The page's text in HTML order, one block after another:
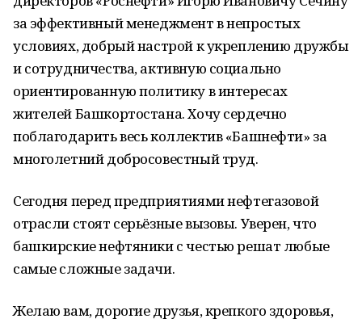
за эффективный менеджмент в непростых
условиях, добрый настрой к укреплению дружбы
и сотрудничества, активную социально
ориентированную политику в интересах
жителей Башкортостана. Хочу сердечно
поблагодарить весь коллектив «Башнефти» за
многолетний добросовестный труд.
Сегодня перед предприятиями нефтегазовой
отрасли стоят серьёзные вызовы. Уверен, что
башкирские нефтяники с честью решат любые
самые сложные задачи.
Желаю вам, дорогие друзья, крепкого здоровья,